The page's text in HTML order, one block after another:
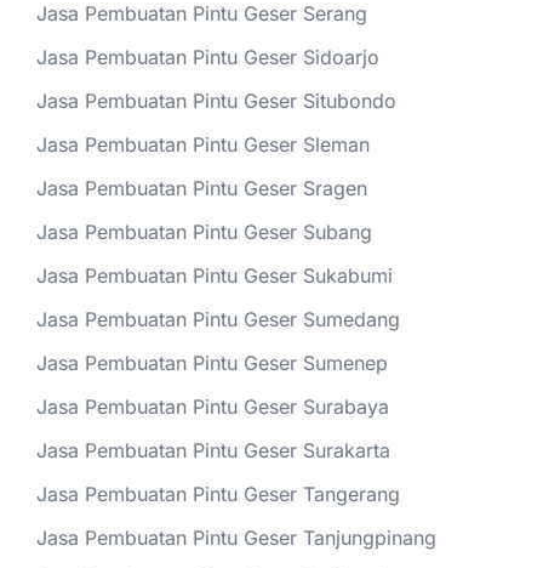
Jasa Pembuatan Pintu Geser Serang
Jasa Pembuatan Pintu Geser Sidoarjo
Jasa Pembuatan Pintu Geser Situbondo
Jasa Pembuatan Pintu Geser Sleman
Jasa Pembuatan Pintu Geser Sragen
Jasa Pembuatan Pintu Geser Subang
Jasa Pembuatan Pintu Geser Sukabumi
Jasa Pembuatan Pintu Geser Sumedang
Jasa Pembuatan Pintu Geser Sumenep
Jasa Pembuatan Pintu Geser Surabaya
Jasa Pembuatan Pintu Geser Surakarta
Jasa Pembuatan Pintu Geser Tangerang
Jasa Pembuatan Pintu Geser Tanjungpinang